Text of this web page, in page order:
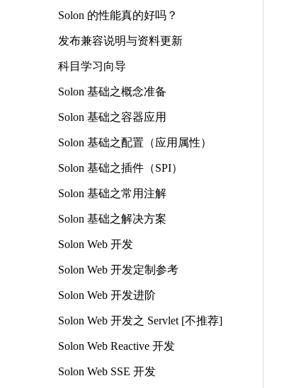
Solon 的性能真的好吗？
发布兼容说明与资料更新
科目学习向导
Solon 基础之概念准备
Solon 基础之容器应用
Solon 基础之配置（应用属性）
Solon 基础之插件（SPI）
Solon 基础之常用注解
Solon 基础之解决方案
Solon Web 开发
Solon Web 开发定制参考
Solon Web 开发进阶
Solon Web 开发之 Servlet [不推荐]
Solon Web Reactive 开发
Solon Web SSE 开发